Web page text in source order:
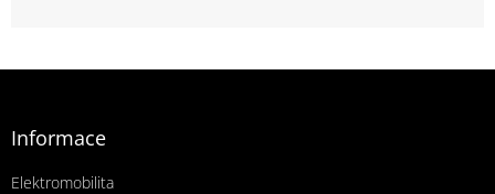
Informace
Elektromobilita